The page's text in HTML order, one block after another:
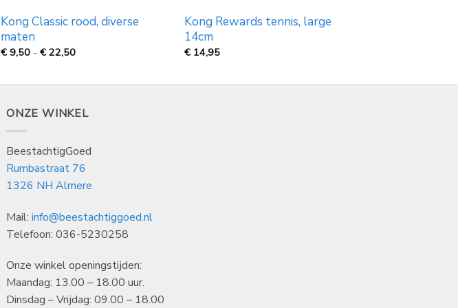
Kong Classic rood, diverse
maten
€9,50 - €22,50Prijsklasse:
Kong Rewards tennis, large
14cm
€ 14,95
ONZE WINKEL
BeestachtigGoed
Rumbastraat 76
1326 NH Almere
Mail: info@beestachtiggoed.nl
Telefoon: 036-5230258
Onze winkel openingstijden:
Maandag: 13.00 – 18.00 uur.
Dinsdag – Vrijdag: 09.00 – 18.00